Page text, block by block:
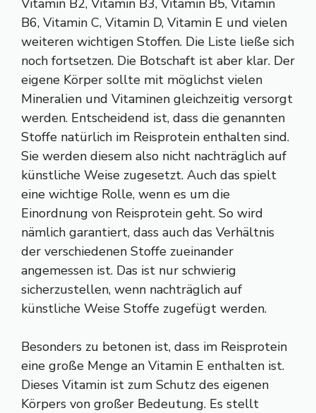
B6, Vitamin C, Vitamin D, Vitamin E und vielen
weiteren wichtigen Stoffen. Die Liste ließe sich
noch fortsetzen. Die Botschaft ist aber klar. Der
eigene Körper sollte mit möglichst vielen
Mineralien und Vitaminen gleichzeitig versorgt
werden. Entscheidend ist, dass die genannten
Stoffe natürlich im Reisprotein enthalten sind.
Sie werden diesem also nicht nachträglich auf
künstliche Weise zugesetzt. Auch das spielt
eine wichtige Rolle, wenn es um die
Einordnung von Reisprotein geht. So wird
nämlich garantiert, dass auch das Verhältnis
der verschiedenen Stoffe zueinander
angemessen ist. Das ist nur schwierig
sicherzustellen, wenn nachträglich auf
künstliche Weise Stoffe zugefügt werden.
Besonders zu betonen ist, dass im Reisprotein
eine große Menge an Vitamin E enthalten ist.
Dieses Vitamin ist zum Schutz des eigenen
Körpers von großer Bedeutung. Es stellt